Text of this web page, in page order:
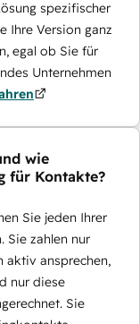
spezifischer
Ihre Version ganz
egal ob Sie für
Unternehmen
wie
für Kontakte?
Sie jeden Ihrer
Sie zahlen nur
aktiv ansprechen,
nur diese
Sie